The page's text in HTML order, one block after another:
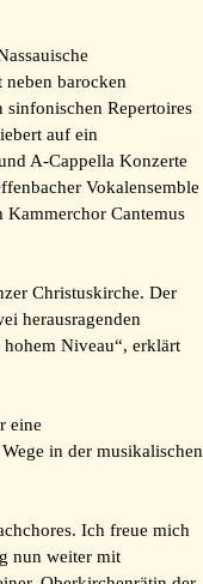
barocken
sinfonischen Repertoires
auf ein
A-Cappella Konzerte
Vokalensemble
Kammerchor Cantemus
Christuskirche. Der
herausragenden
Niveau“, erklärt
eine
in der musikalischen
Ich freue mich
nun weiter mit